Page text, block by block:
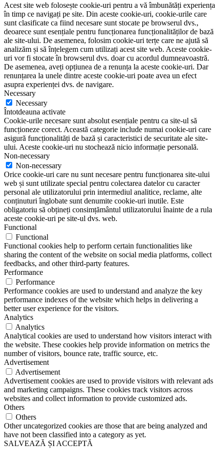
Acest site web folosește cookie-uri pentru a vă îmbunătăți experiența
în timp ce navigați pe site. Din aceste cookie-uri, cookie-urile care
sunt clasificate ca fiind necesare sunt stocate pe browserul dvs.,
deoarece sunt esențiale pentru funcționarea funcționalităților de bază
ale site-ului. De asemenea, folosim cookie-uri terțe care ne ajută să
analizăm și să înțelegem cum utilizați acest site web. Aceste cookie-
uri vor fi stocate în browserul dvs. doar cu acordul dumneavoastră.
De asemenea, aveți opțiunea de a renunța la aceste cookie-uri. Dar
renunțarea la unele dintre aceste cookie-uri poate avea un efect
asupra experienței dvs. de navigare.
Necessary
Necessary
Întotdeauna activate
Cookie-urile necesare sunt absolut esențiale pentru ca site-ul să
funcționeze corect. Această categorie include numai cookie-uri care
asigură funcționalități de bază și caracteristici de securitate ale site-
ului. Aceste cookie-uri nu stochează nicio informație personală.
Non-necessary
Non-necessary
Orice cookie-uri care nu sunt necesare pentru funcționarea site-ului
web și sunt utilizate special pentru colectarea datelor cu caracter
personal ale utilizatorului prin intermediul analitice, reclame, alte
conținuturi înglobate sunt denumite cookie-uri inutile. Este
obligatoriu să obțineți consimțământul utilizatorului înainte de a rula
aceste cookie-uri pe site-ul dvs. web.
Functional
Functional
Functional cookies help to perform certain functionalities like
sharing the content of the website on social media platforms, collect
feedbacks, and other third-party features.
Performance
Performance
Performance cookies are used to understand and analyze the key
performance indexes of the website which helps in delivering a
better user experience for the visitors.
Analytics
Analytics
Analytical cookies are used to understand how visitors interact with
the website. These cookies help provide information on metrics the
number of visitors, bounce rate, traffic source, etc.
Advertisement
Advertisement
Advertisement cookies are used to provide visitors with relevant ads
and marketing campaigns. These cookies track visitors across
websites and collect information to provide customized ads.
Others
Others
Other uncategorized cookies are those that are being analyzed and
have not been classified into a category as yet.
SALVEAZĂ ȘI ACCEPTĂ